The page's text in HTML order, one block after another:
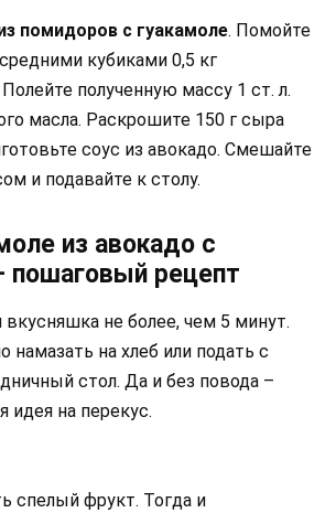
помидоров с гуакамоле. Помойте
кубиками 0,5 кг
полученную массу 1 ст. л.
масла. Раскрошите 150 г сыра
соус из авокадо. Смешайте
и подавайте к столу.
из авокадо с
пошаговый рецепт
вкусняшка не более, чем 5 минут.
намазать на хлеб или подать с
стол. Да и без повода –
идея на перекус.
спелый фрукт. Тогда и